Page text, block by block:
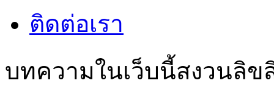
ติดต่อเรา
บทความในเว็บนี้สงวนลิ